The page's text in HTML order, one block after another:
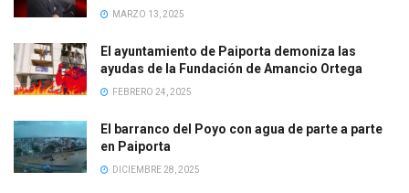
MARZO 13, 2025
El ayuntamiento de Paiporta demoniza las
ayudas de la Fundación de Amancio Ortega
FEBRERO 24, 2025
El barranco del Poyo con agua de parte a parte
en Paiporta
DICIEMBRE 28, 2025